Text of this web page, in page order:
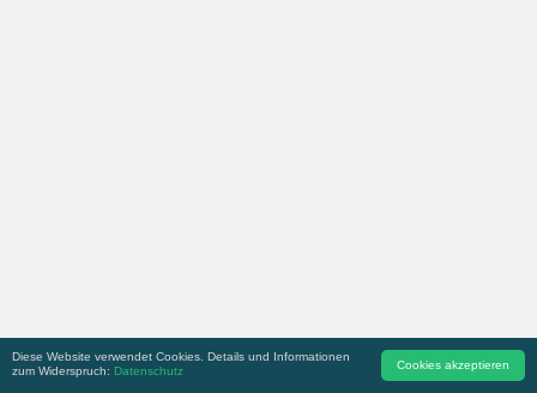
Cookies akzeptieren
Diese Website verwendet Cookies. Details und Informationen
zum Widerspruch: Datenschutz